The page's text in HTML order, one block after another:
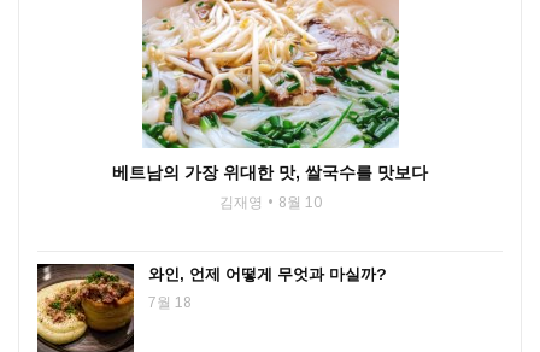
베트남의 가장 위대한 맛, 쌀국수를 맛보다
김재영 8월 10
와인, 언제 어떻게 무엇과 마실까?
7월 18